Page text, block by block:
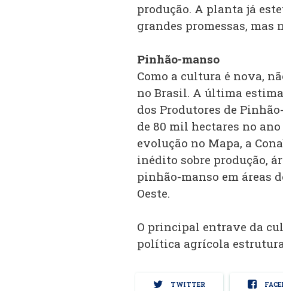
produção. A planta já
grandes promessas, mas
Pinhão-manso
Como a cultura é nova,
no Brasil. A última
dos Produtores de
de 80 mil hectares no
evolução no Mapa, a
inédito sobre produção,
pinhão-manso em áreas
Oeste.
O principal entrave da
política agrícola
TWITTER